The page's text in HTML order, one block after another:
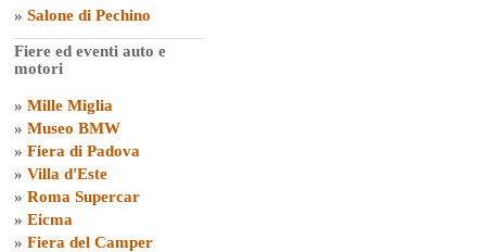
» Salone di Pechino
Fiere ed eventi auto e
motori
» Mille Miglia
» Museo BMW
» Fiera di Padova
» Villa d'Este
» Roma Supercar
» Eicma
» Fiera del Camper